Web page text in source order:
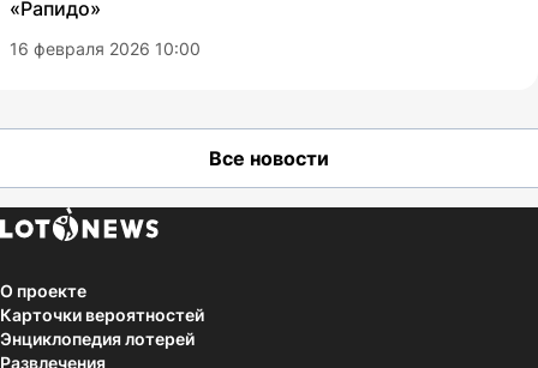
«Рапидо»
16 февраля 2026 10:00
Все новости
О проекте
Карточки вероятностей
Энциклопедия лотерей
Развлечения